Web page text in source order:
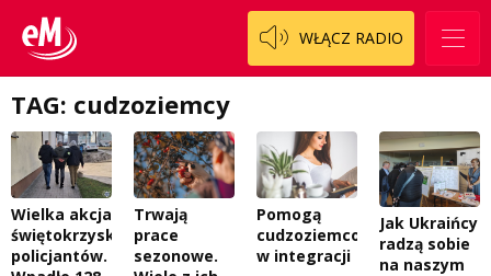
WŁĄCZ RADIO
Piąta strona świata
Prawdę mówiąc
Słowo Dnia
Tak wierzę
Weekend z blondynką
W starych Kielcach
Regulamin przesyłania materiałów
Regulamin sklepu internetowego
Regulamin darowizn
Regulamin konkursu Zwierzak naszej klasy
Polityka prywatności
ZNAJDZIESZ NAS TAKŻE NA
TAG: cudzoziemcy
Wielka akcja
świętokrzyskich
policjantów.
Trwają
prace
sezonowe.
Pomogą
cudzoziemcom
w integracji
Jak Ukraińcy
radzą sobie
na naszym